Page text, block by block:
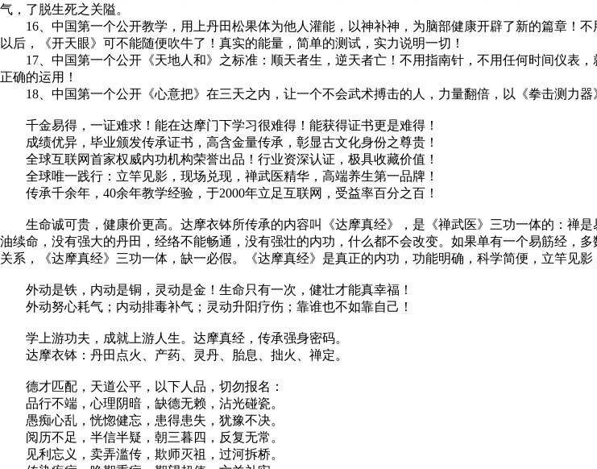
气，了脱生死之关隘。
16、中国第一个公开教学，用上丹田松果体为他人灌能，以神补神，为脑部健康开辟了新的篇章！
以后，《开天眼》可不能随便吹牛了！真实的能量，简单的测试，实力说明一切！
17、中国第一个公开《天地人和》之标准：顺天者生，逆天者亡！不用指南针，不用任何时间仪表
正确的运用！
18、中国第一个公开《心意把》在三天之内，让一个不会武术搏击的人，力量翻倍，以《拳击测力器
千金易得，一证难求！能在达摩门下学习很难得！能获得证书更是难得！
成绩优异，毕业颁发传承证书，高含金量传承，彰显古文化身份之尊贵！
全球互联网首家权威内功机构荣誉出品！行业资深认证，极具收藏价值！
全球唯一践行：立竿见影，现场兑现，禅武医精华，高端养生第一品牌！
传承千余年，40余年教学经验，于2000年立足互联网，受益率百分之百！
生命诚可贵，健康价更高。达摩衣钵所传承的内容叫《达摩真经》，是《禅武医》三功一体的：禅
油续命，没有强大的丹田，经络不能畅通，没有强壮的内功，什么都不会改变。如果单有一个易筋经，
关系，《达摩真经》三功一体，缺一必假。《达摩真经》是真正的内功，功能明确，科学简便，立竿见
外动是铁，内动是铜，灵动是金！生命只有一次，健壮才能真幸福！
外动努心耗气；内动排毒补气；灵动升阳疗伤；靠谁也不如靠自己！
学上游功夫，成就上游人生。达摩真经，传承强身密码。
达摩衣钵：丹田点火、产药、灵丹、胎息、拙火、禅定。
德才匹配，天道公平，以下人品，切勿报名：
品行不端，心理阴暗，缺德无赖，沾光碰瓷。
愚痴心乱，恍惚健忘，患得患失，犹豫不决。
阅历不足，半信半疑，朝三暮四，反复无常。
见利忘义，卖弄滥传，欺师灭祖，过河拆桥。